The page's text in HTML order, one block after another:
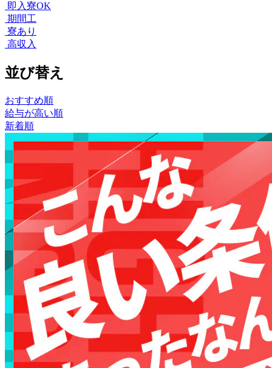
即入寮OK
期間工
寮あり
高収入
並び替え
おすすめ順
給与が高い順
新着順